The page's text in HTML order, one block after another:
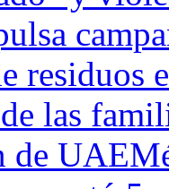
residuos
las
de